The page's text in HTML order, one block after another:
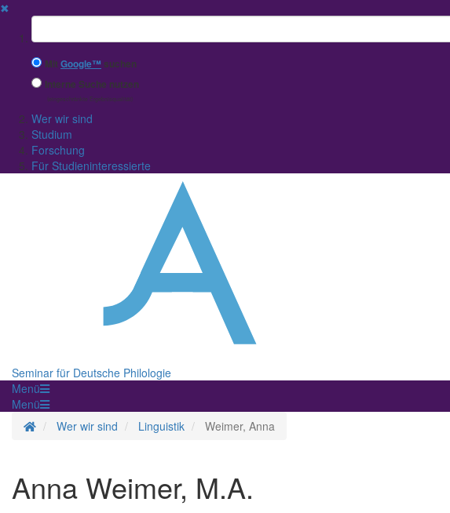
✖
Suchbegriff
MitGoogle™ suchen
Interne Suche nutzen
(eingeschränkte Ergebnisqualität)
Wer wir sind
Studium
Forschung
Für Studieninteressierte
Seminar für Deutsche Philologie
Menü
Menü
Startseite
Wer wir sind Linguistik Weimer, Anna
Anna Weimer, M.A.